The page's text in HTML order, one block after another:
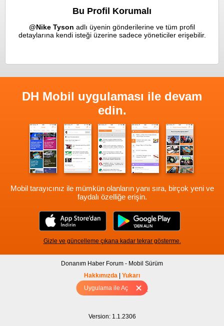
Uygulama ile Aç
Bu Profil Korumalı
@Nike Tyson adlı üyenin gönderilerine ve tüm profil
detaylarına kendi isteği üzerine sadece yöneticiler erişebilir.
DH Mobil uygulaması ile devam
edin.
Mobil tarayıcınız ile mümkün olanların yanı sıra, birçok yeni ve
faydalı özelliğe erişin.
Gizle ve güncelleme çıkana kadar tekrar gösterme.
Donanım Haber Forum - Mobil Sürüm
Hakkımızda | Yukarı
Tam sürüm için Tıklayınız
Version: 1.1.2306